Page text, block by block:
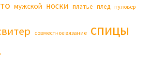
мужской носки платье плед пуловер
совместное вязание спицы